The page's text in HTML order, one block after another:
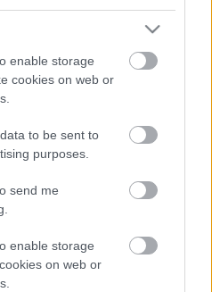
enable storage
cookies on web or
to be sent to
purposes.
send me
enable storage
on web or
is fontos szerep hárul a
elkerülésében